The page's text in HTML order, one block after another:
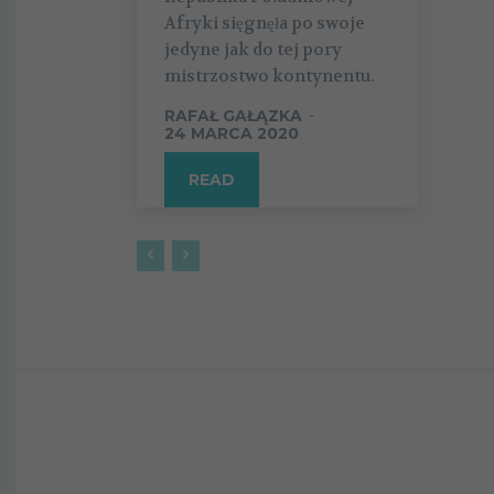
Afryki sięgnęła po swoje
jedyne jak do tej pory
mistrzostwo kontynentu.
RAFAŁ GAŁĄZKA -
24 MARCA 2020
READ